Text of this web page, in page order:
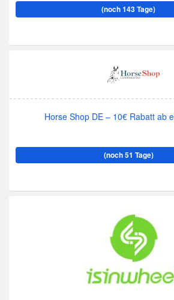
(noch 143 Tage)
Horse Shop DE – 10€ Rabatt ab
(noch 51 Tage)